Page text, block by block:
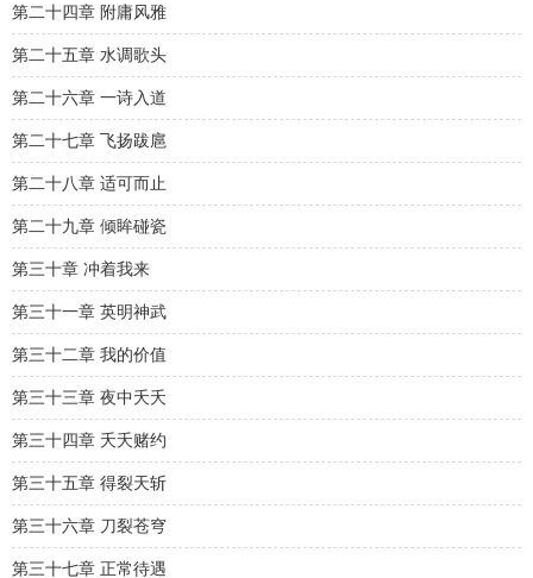
第二十四章 附庸风雅
第二十五章 水调歌头
第二十六章 一诗入道
第二十七章 飞扬跋扈
第二十八章 适可而止
第二十九章 倾眸碰瓷
第三十章 冲着我来
第三十一章 英明神武
第三十二章 我的价值
第三十三章 夜中夭夭
第三十四章 夭夭赌约
第三十五章 得裂天斩
第三十六章 刀裂苍穹
第三十七章 正常待遇